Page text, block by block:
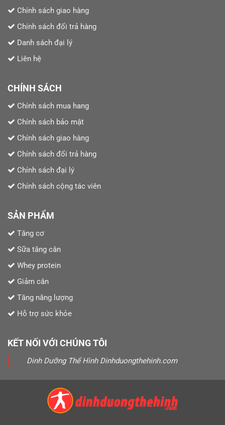
Chính sách giao hàng
Chính sách đổi trả hàng
Danh sách đại lý
Liên hệ
CHÍNH SÁCH
Chính sách mua hang
Chính sách bảo mật
Chính sách giao hàng
Chính sách đổi trả hàng
Chính sách đại lý
Chính sách cộng tác viên
SẢN PHẨM
Tăng cơ
Sữa tăng cân
Whey protein
Giảm cân
Tăng năng lượng
Hỗ trợ sức khỏe
KẾT NỐI VỚI CHÚNG TÔI
Dinh Dưỡng Thể Hình Dinhduongthehinh.com